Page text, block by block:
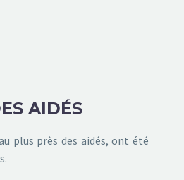
AIDÉS
plus près des aidés, ont été